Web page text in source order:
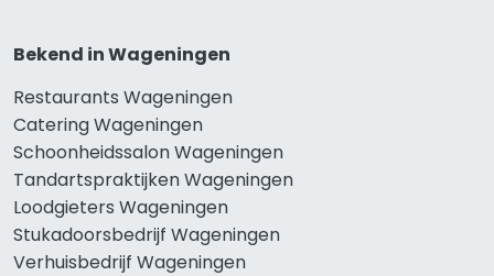
Bekend in Wageningen
Restaurants Wageningen
Catering Wageningen
Schoonheidssalon Wageningen
Tandartspraktijken Wageningen
Loodgieters Wageningen
Stukadoorsbedrijf Wageningen
Verhuisbedrijf Wageningen